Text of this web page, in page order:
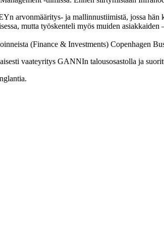
arvonmääritys- ja mallinnustiimistä, jossa
mutta työskenteli myös muiden
(Finance & Investments) Copenhagen
vaateyritys GANNIn talousosastolla ja